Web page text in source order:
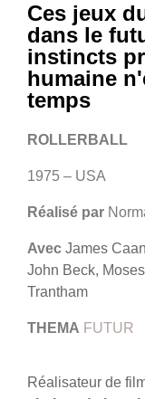
Ces jeux
dans le
instincts
humaine
temps
ROLLERBALL
1975 – USA
Réalisé par
Avec James
John Beck,
Trantham
THEMA FUTUR
Réalisateur de